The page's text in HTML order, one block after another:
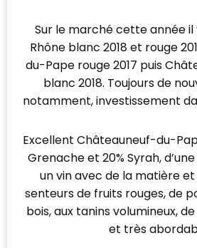
Sur le marché cette année il
Rhône blanc 2018 et rouge
du-Pape rouge 2017 puis
blanc 2018. Toujours de
notamment, investissement
Excellent Châteauneuf-du-
Grenache et 20% Syrah,
un vin avec de la matière et
senteurs de fruits rouges, de
bois, aux tanins volumineux,
et très